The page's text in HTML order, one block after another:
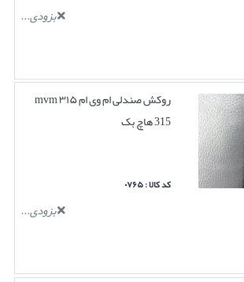
بزودی...
روکش صندلی ام وی ام ۳۱۵ mvm
315 هاچ بک
کد کالا : ۰۷۶۵
بزودی...